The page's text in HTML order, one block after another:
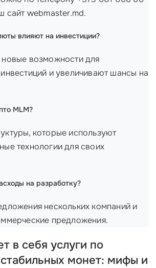
сайт webmaster.md.
влияют на инвестиции?
возможности для
и увеличивают шансы на
MLM?
которые используют
технологии для своих
на разработку?
нескольких компаний и
предложения.
в себя услуги по
монет: мифы и